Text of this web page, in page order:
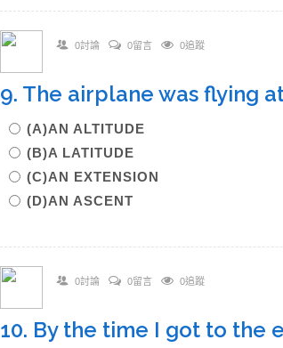
0討論 0留言 0追蹤
9. The airplane was flying
(A)AN ALTITUDE
(B)A LATITUDE
(C)AN EXTENSION
(D)AN ASCENT
0討論 0留言 0追蹤
10. By the time I got to the